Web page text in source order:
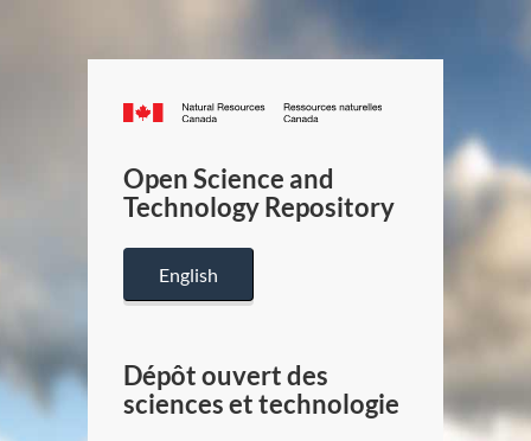
Canada.ca
/
Canada
Open Science and
Technology Repository
English
Dépôt ouvert des
sciences et technologie